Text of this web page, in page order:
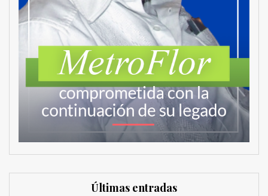
Últimas entradas